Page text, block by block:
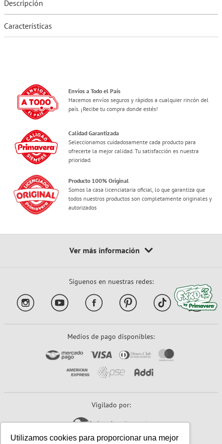
Utilizamos cookies para proporcionar una mejor
Descripción
Características
Envíos a Todo el País
Hacemos envíos seguros y rápidos a cualquier rincón del
país. ¡Recibe tu compra donde estés!
Calidad Garantizada
Seleccionamos cuidadosamente cada producto para
ofrecerte la mejor calidad. Tu satisfacción es nuestra
prioridad.
Producto 100% Original
Somos la casa licenciataria oficial, lo que garantiza que
todos nuestros productos son completamente originales y
autorizados
Síguenos en nuestras redes:
Medios de pago disponibles:
Vigilado por: